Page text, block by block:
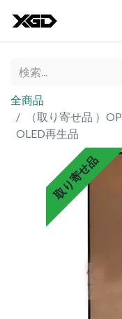
全商品
（取り寄せ品 ）
OLED再生品
取り寄せ品